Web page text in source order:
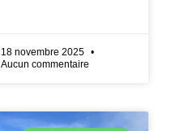
18 novembre 2025
Aucun commentaire